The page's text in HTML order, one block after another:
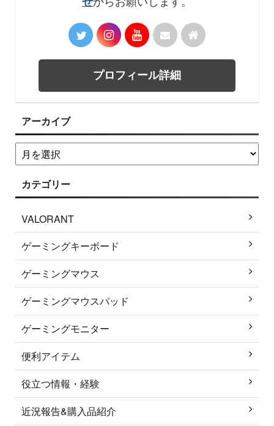
プロフィール詳細
アーカイブ
カテゴリー
VALORANT
ゲーミングキーボード
ゲーミングマウス
ゲーミングマウスパッド
ゲーミングモニター
便利アイテム
役立つ情報・経験
近況報告&購入品紹介